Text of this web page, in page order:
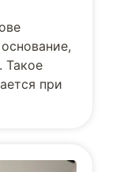
Такое
при